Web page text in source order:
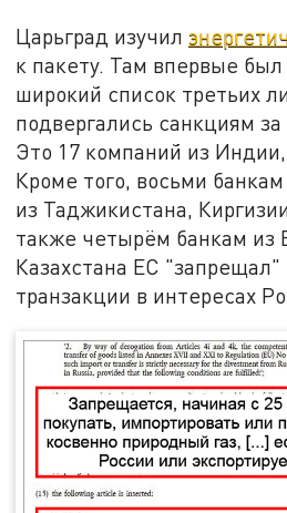
Царьград изучил
к пакету. Там впервые
широкий список третьих
подвергались санкциям
Это 17 компаний из
Кроме того, восьми
из Таджикистана,
также четырём банкам из
Казахстана ЕС "запрещал"
транзакции в интересах